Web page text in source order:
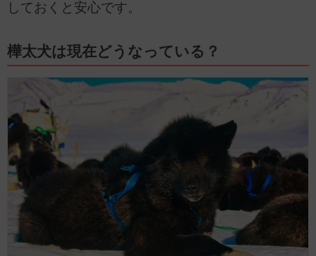
しておくと安心です。
樺太犬は現在どうなっている？